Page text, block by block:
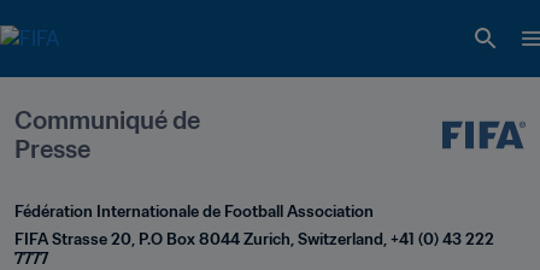
Communiqué de
Presse
Fédération Internationale de Football Association
FIFA Strasse 20, P.O Box 8044 Zurich, Switzerland, +41 (0) 43 222
7777